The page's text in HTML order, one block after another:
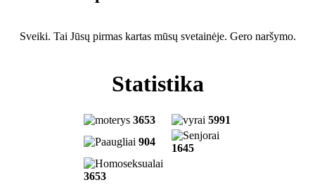
Sveiki. Tai Jūsų pirmas kartas mūsų svetainėje. Gero naršymo.
Statistika
3653
5991
904
1645
3653